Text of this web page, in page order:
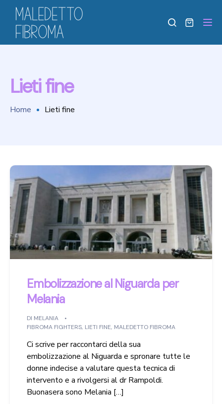
Lieti fine
Home Lieti fine
Embolizzazione al Niguarda per
Melania
DI MELANIA
FIBROMA FIGHTERS, LIETI FINE, MALEDETTO FIBROMA
Ci scrive per raccontarci della sua
embolizzazione al Niguarda e spronare tutte le
donne indecise a valutare questa tecnica di
intervento e a rivolgersi al dr Rampoldi.
Buonasera sono Melania […]